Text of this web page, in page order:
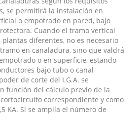
se permitirá la instalación en
o empotrado en pared, bajo
Cuando el tramo vertical
diferentes, no es necesario
en canaladura, sino que valdrá
o en superficie, estando
bajo tubo o canal
de corte del I.G.A. se
función del cálculo previo de la
correspondiente y como
KA. Si se amplía el número de